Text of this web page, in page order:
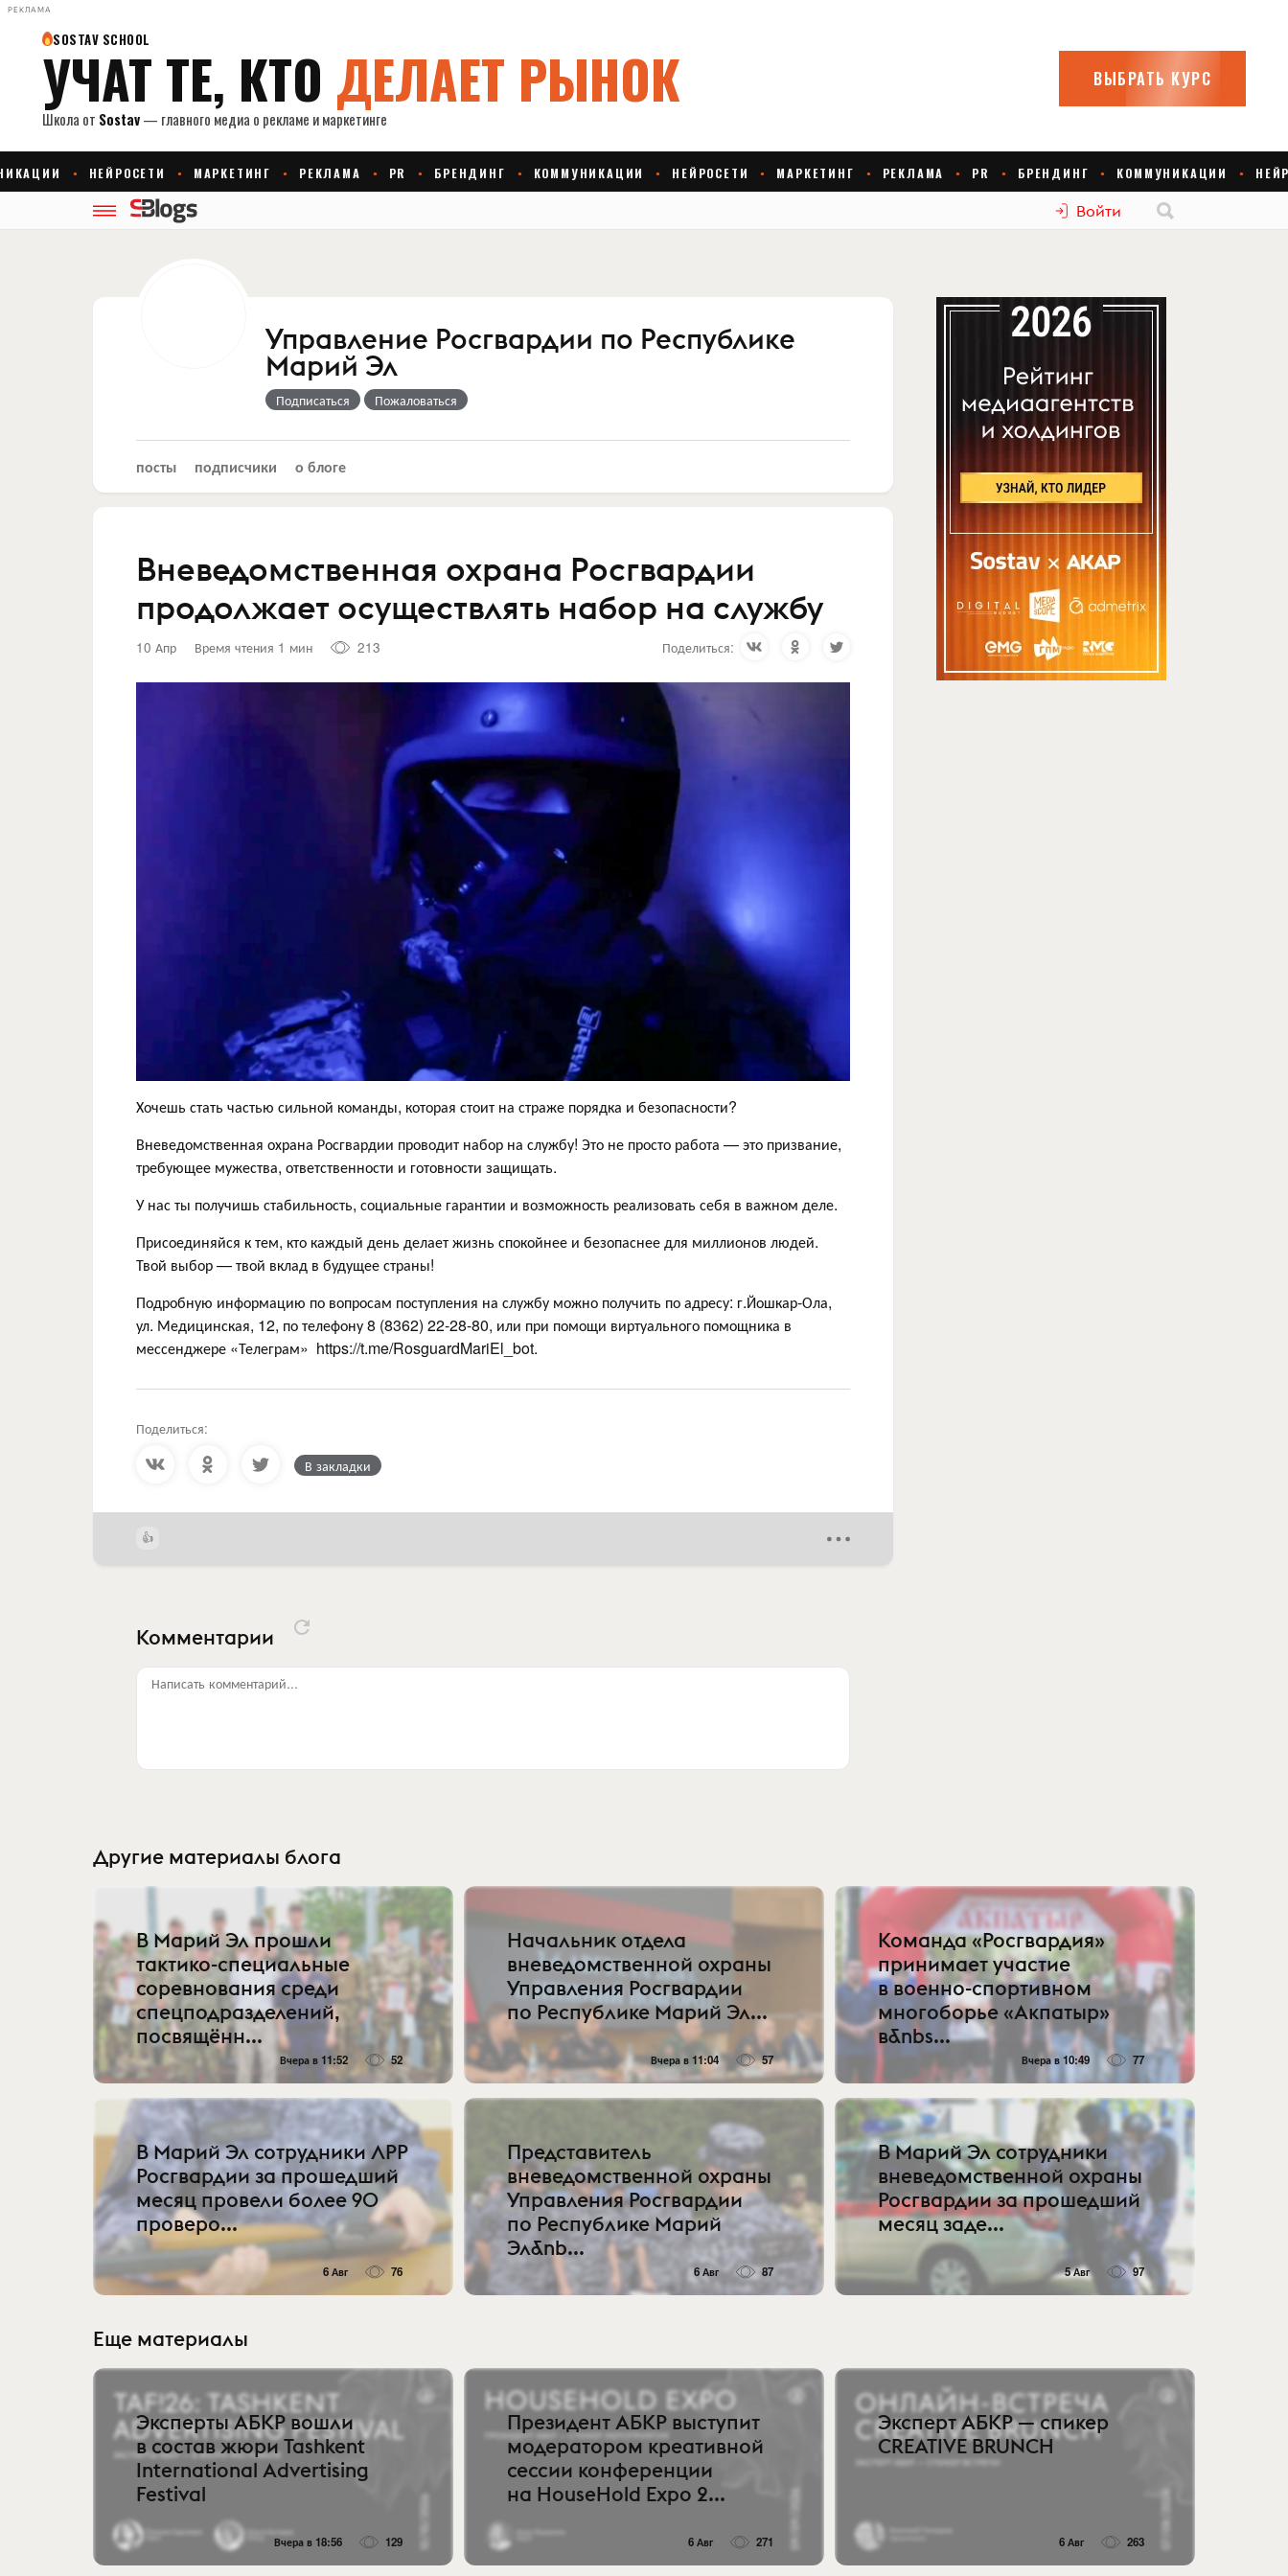
РЕКЛАМА
Войти
Управление Росгвардии по Республике
Марий Эл
Подписаться Пожаловаться
посты подписчики о блоге
Вневедомственная охрана Росгвардии
продолжает осуществлять набор на службу
10 Апр Время чтения 1 мин 213 Поделиться:
Хочешь стать частью сильной команды, которая стоит на страже порядка и безопасности?
Вневедомственная охрана Росгвардии проводит набор на службу! Это не просто работа — это призвание,
требующее мужества, ответственности и готовности защищать.
У нас ты получишь стабильность, социальные гарантии и возможность реализовать себя в важном деле.
Присоединяйся к тем, кто каждый день делает жизнь спокойнее и безопаснее для миллионов людей.
Твой выбор — твой вклад в будущее страны!
Подробную информацию по вопросам поступления на службу можно получить по адресу: г.Йошкар-Ола,
ул. Медицинская, 12, по телефону 8 (8362) 22-28-80, или при помощи виртуального помощника в
мессенджере «Телеграм» https://t.me/RosguardMariEl_bot.
Поделиться:
В закладки
Комментарии
Написать комментарий...
Другие материалы блога
В Марий Эл прошли
тактико-специальные
соревнования среди
спецподразделений,
посвящённ...
Вчера в 11:52 52
Начальник отдела
вневедомственной охраны
Управления Росгвардии
по Республике Марий Эл...
Вчера в 11:04 57
Команда «Росгвардия»
принимает участие
в военно-спортивном
многоборье «Акпатыр»
в&nbs...
Вчера в 10:49 77
В Марий Эл сотрудники ЛРР
Росгвардии за прошедший
месяц провели более 90
проверо...
6 Авг 76
Представитель
вневедомственной охраны
Управления Росгвардии
по Республике Марий
Эл&nb...
6 Авг 87
В Марий Эл сотрудники
вневедомственной охраны
Росгвардии за прошедший
месяц заде...
5 Авг 97
Еще материалы
Эксперты АБКР вошли
в состав жюри Tashkent
International Advertising
Festival
Вчера в 18:56 129
Президент АБКР выступит
модератором креативной
сессии конференции
на HouseHold Expo 2...
6 Авг 271
Эксперт АБКР — спикер
CREATIVE BRUNCH
6 Авг 263